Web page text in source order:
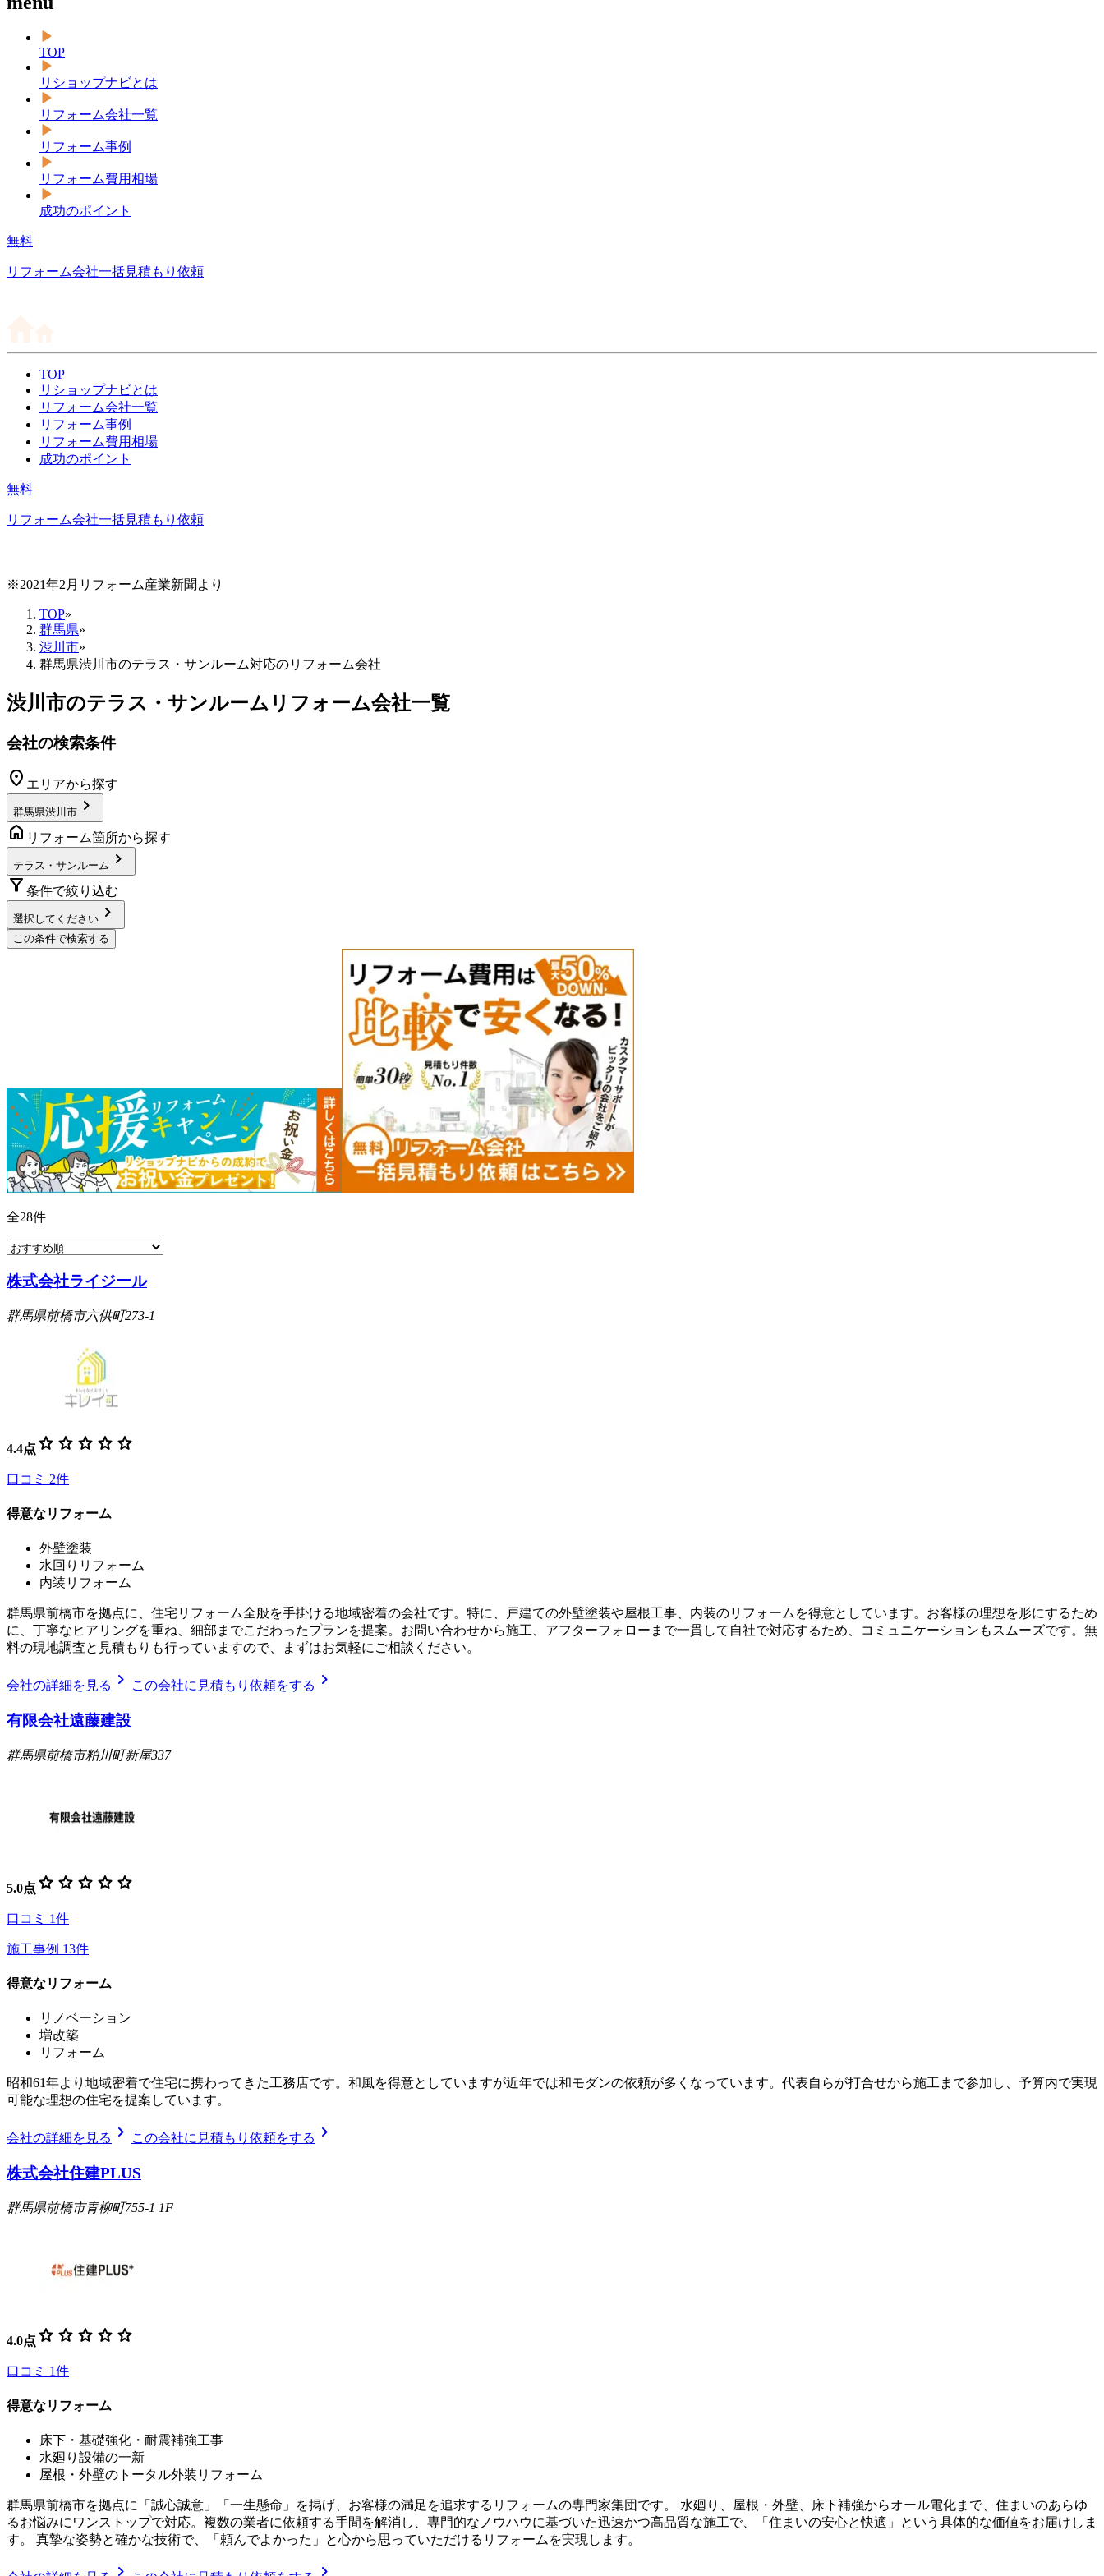
TOP
リショップナビとは
リフォーム会社一覧
リフォーム事例
リフォーム費用相場
成功のポイント
無料
リフォーム会社一括見積もり依頼
TOP
リショップナビとは
リフォーム会社一覧
リフォーム事例
リフォーム費用相場
成功のポイント
無料
リフォーム会社一括見積もり依頼
※2021年2月リフォーム産業新聞より
TOP»
群馬県»
渋川市»
群馬県渋川市のテラス・サンルーム対応のリフォーム会社
渋川市のテラス・サンルームリフォーム会社一覧
会社の検索条件
location_on エリアから探す
群馬県渋川市 chevron_right
home リフォーム箇所から探す
テラス・サンルーム chevron_right
filter_alt 条件で絞り込む
選択してください chevron_right
この条件で検索する
全28件
株式会社ライジール
群馬県前橋市六供町273-1
4.4点 star star star star star
口コミ 2件
得意なリフォーム
外壁塗装
水回りリフォーム
内装リフォーム
群馬県前橋市を拠点に、住宅リフォーム全般を手掛ける地域密着の会社です。特に、戸建ての外壁塗装や屋根工事、内装のリフォームを得意としています。お客様の理想を形にするため
に、丁寧なヒアリングを重ね、細部までこだわったプランを提案。お問い合わせから施工、アフターフォローまで一貫して自社で対応するため、コミュニケーションもスムーズです。無
料の現地調査と見積もりも行っていますので、まずはお気軽にご相談ください。
会社の詳細を見る chevron_right この会社に見積もり依頼をする chevron_right
有限会社遠藤建設
群馬県前橋市粕川町新屋337
5.0点 star star star star star
口コミ 1件
施工事例 13件
得意なリフォーム
リノベーション
増改築
リフォーム
昭和61年より地域密着で住宅に携わってきた工務店です。和風を得意としていますが近年では和モダンの依頼が多くなっています。代表自らが打合せから施工まで参加し、予算内で実現
可能な理想の住宅を提案しています。
会社の詳細を見る chevron_right この会社に見積もり依頼をする chevron_right
株式会社住建PLUS
群馬県前橋市青柳町755-1 1F
4.0点 star star star star star
口コミ 1件
得意なリフォーム
床下・基礎強化・耐震補強工事
水廻り設備の一新
屋根・外壁のトータル外装リフォーム
群馬県前橋市を拠点に「誠心誠意」「一生懸命」を掲げ、お客様の満足を追求するリフォームの専門家集団です。 水廻り、屋根・外壁、床下補強からオール電化まで、住まいのあらゆ
るお悩みにワンストップで対応。複数の業者に依頼する手間を解消し、専門的なノウハウに基づいた迅速かつ高品質な施工で、「住まいの安心と快適」という具体的な価値をお届けしま
す。 真摯な姿勢と確かな技術で、「頼んでよかった」と心から思っていただけるリフォームを実現します。